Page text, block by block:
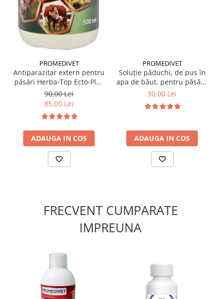
Precauții:A nu se lăsa la îndemâna copiilor. Nu reutiliza
flaconul după golire.
Păstrare:La temperatura camerei (15–25 °C), în ambalaje
bine închise, ferit de soare, foc și umezeală.
PROMEDIVET
Antiparazitar extern pentru
păsări Herba-Top Ecto-Plus
500 ml
90,00 Lei
85,00 Lei
ADAUGA IN COS
PROMEDIVET
Soluție păduchi, de pus în
apa de băut, pentru păsări,
Herba Top Ecto Plus 100 ml
30,00 Lei
ADAUGA IN COS
FRECVENT CUMPARATE
IMPREUNA